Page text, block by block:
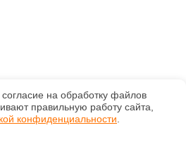
на обработку файлов
правильную работу сайта,
конфиденциальности.